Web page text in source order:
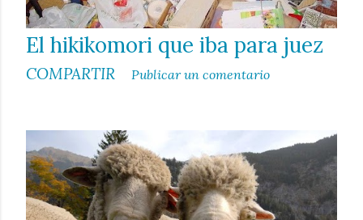
El hikikomori que iba para juez
COMPARTIR Publicar un comentario